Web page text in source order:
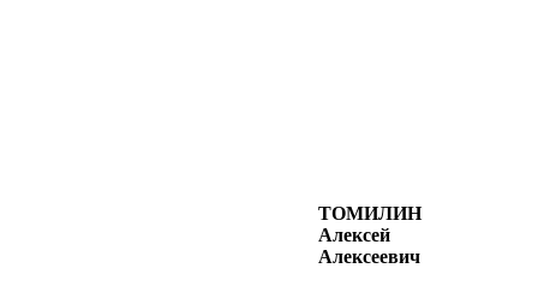
ТОМИЛИН
Алексей
Алексеевич